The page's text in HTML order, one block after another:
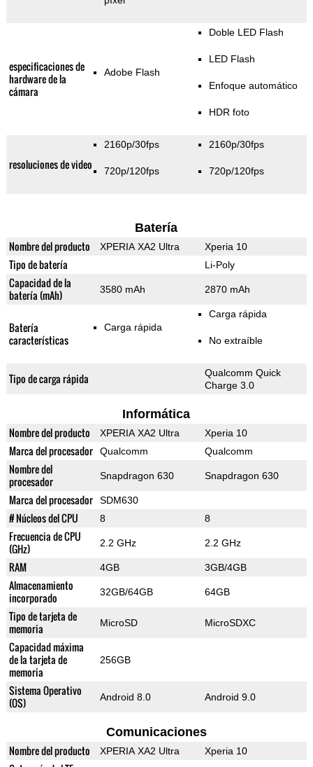
especificaciones de
hardware de la
cámara
Adobe Flash
Doble LED Flash
LED Flash
Enfoque automático
HDR foto
resoluciones de video
2160p/30fps
720p/120fps
2160p/30fps
720p/120fps
Batería
Nombre del producto XPERIA XA2 Ultra Xperia 10
Tipo de batería Li-Poly
Capacidad de la
batería (mAh)
3580 mAh 2870 mAh
Batería
características
Carga rápida
Carga rápida
No extraíble
Tipo de carga rápida
Qualcomm Quick
Charge 3.0
Informática
Nombre del producto XPERIA XA2 Ultra Xperia 10
Marca del procesador Qualcomm Qualcomm
Nombre del
procesador
Snapdragon 630 Snapdragon 630
Marca del procesador SDM630
# Núcleos del CPU 8 8
Frecuencia de CPU
(GHz)
2.2 GHz 2.2 GHz
RAM 4GB 3GB/4GB
Almacenamiento
incorporado
32GB/64GB 64GB
Tipo de tarjeta de
memoria
MicroSD MicroSDXC
Capacidad máxima
de la tarjeta de
memoria
256GB
Sistema Operativo
(OS)
Android 8.0 Android 9.0
Comunicaciones
Nombre del producto XPERIA XA2 Ultra Xperia 10